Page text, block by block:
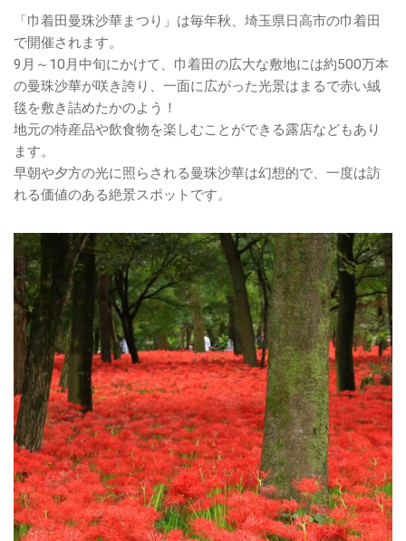
「巾着田曼珠沙華まつり」は毎年秋、埼玉県日高市の巾着田
で開催されます。
9月～10月中旬にかけて、巾着田の広大な敷地には約500万本
の曼珠沙華が咲き誇り、一面に広がった光景はまるで赤い絨
毯を敷き詰めたかのよう！
地元の特産品や飲食物を楽しむことができる露店などもあり
ます。
早朝や夕方の光に照らされる曼珠沙華は幻想的で、一度は訪
れる価値のある絶景スポットです。